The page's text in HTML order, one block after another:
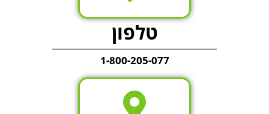
טלפון
1-800-205-077